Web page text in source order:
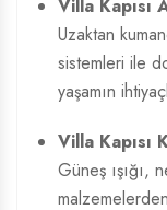
Villa Kapısı
Uzaktan
sistemleri ile
yaşamın
Villa Kapısı
Güneş ışığı,